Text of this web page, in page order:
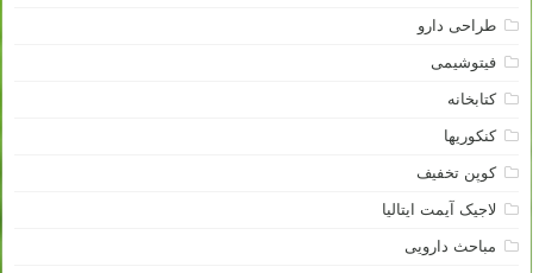
طراحی دارو
فیتوشیمی
کتابخانه
کنکوریها
کوپن تخفیف
لاجیک آیمت ایتالیا
مباحث دارویی